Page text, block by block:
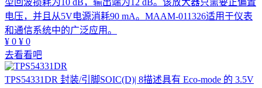
型回波损耗为10 dB，输出端为12 dB。该放大器只需要正偏置
电压，并且从5V电源消耗90 mA。MAAM-011326适用于仪表
和通信系统中的广泛应用。
¥ 0 ¥ 0
去看看吧
TPS54331DR 封装/引脚SOIC(D)| 8描述具有 Eco-mode 的 3.5V